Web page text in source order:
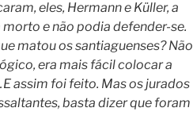
eles, Hermann e Küller, a
e não podia defender-se.
matou os santiaguenses? Não
era mais fácil colocar a
assim foi feito. Mas os jurados
basta dizer que foram